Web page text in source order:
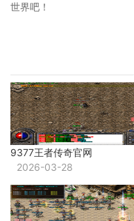
世界吧！
9377王者传奇官网
2026-03-28